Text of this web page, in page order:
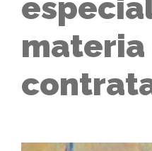
materia